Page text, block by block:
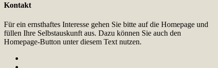
Kontakt
Für ein ernsthaftes Interesse gehen Sie bitte auf die Homepage und
füllen Ihre Selbstauskunft aus. Dazu können Sie auch den
Homepage-Button unter diesem Text nutzen.